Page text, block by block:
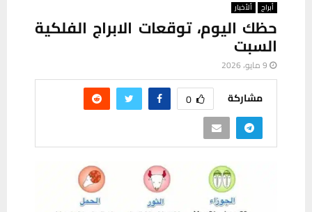
أبراج ألأخبار
حظك اليوم، توقعات الابراج الفلكية
السبت
9 مايو، 2026
مشاركة 0